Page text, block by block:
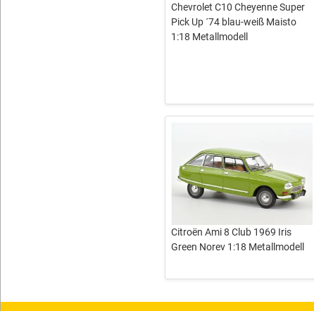
Chevrolet C10 Cheyenne Super
Pick Up ´74 blau-weiß Maisto
1:18 Metallmodell
Citroën Ami 8 Club 1969 Iris
Green Norev 1:18 Metallmodell